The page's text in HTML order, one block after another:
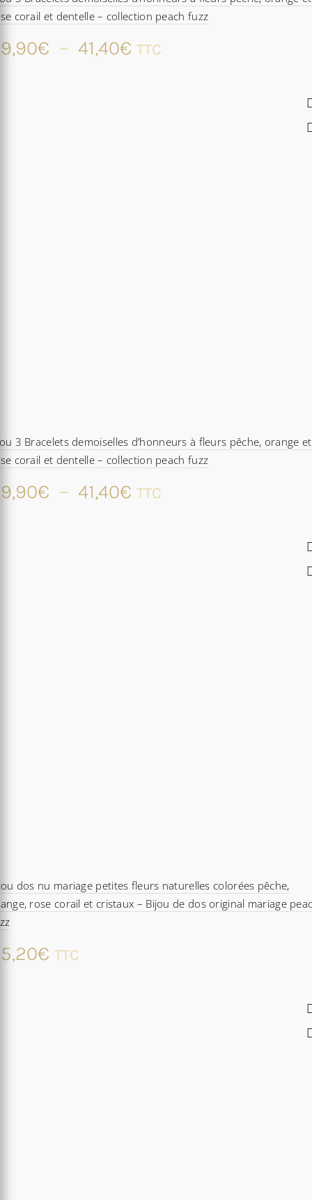
corail et dentelle – collection peach fuzz
€ – 41,40€ Plage
TTC
3 Bracelets demoiselles d’honneurs à fleurs pêche, orange et
corail et dentelle – collection peach fuzz
€ – 41,40€ Plage
TTC
dos nu mariage petites fleurs naturelles colorées pêche,
rose corail et cristaux – Bijou de dos original mariage
€ TTC